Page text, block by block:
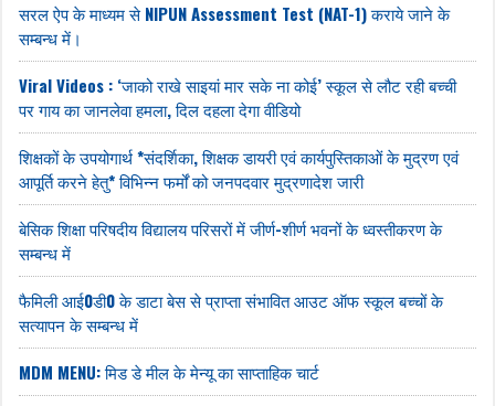
सरल ऐप के माध्यम से NIPUN Assessment Test (NAT-1) कराये जाने के
सम्बन्ध में।
Viral Videos : ‘जाको राखे साइयां मार सके ना कोई’ स्कूल से लौट रही बच्ची
पर गाय का जानलेवा हमला, दिल दहला देगा वीडियो
शिक्षकों के उपयोगार्थ *संदर्शिका, शिक्षक डायरी एवं कार्यपुस्तिकाओं के मुद्रण एवं
आपूर्ति करने हेतु* विभिन्न फर्मों को जनपदवार मुद्रणादेश जारी
बेसिक शिक्षा परिषदीय विद्यालय परिसरों में जीर्ण-शीर्ण भवनों के ध्वस्तीकरण के
सम्बन्ध में
फैमिली आई0डी0 के डाटा बेस से प्राप्ता संभावित आउट ऑफ स्कूल बच्चों के
सत्यापन के सम्बन्ध में
MDM MENU: मिड डे मील के मेन्यू का साप्ताहिक चार्ट